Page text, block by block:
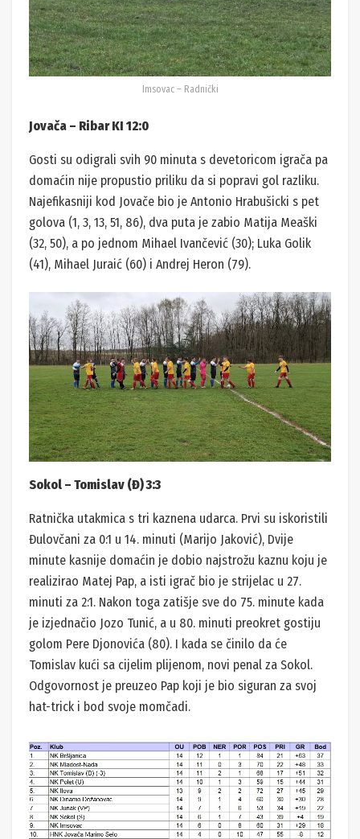
Imsovac – Radnički
Jovača – Ribar KI 12:0
Gosti su odigrali svih 90 minuta s devetoricom igrača pa
domaćin nije propustio priliku da si popravi gol razliku.
Najefikasniji kod Jovače bio je Antonio Hrabušicki s pet
golova (1, 3, 13, 51, 86), dva puta je zabio Matija Meaški
(32, 50), a po jednom Mihael Ivančević (30); Luka Golik
(41), Mihael Juraić (60) i Andrej Heron (79).
Sokol – Tomislav (Đ) 3:3
Ratnička utakmica s tri kaznena udarca. Prvi su iskoristili
Đulovčani za 0:1 u 14. minuti (Marijo Jaković), Dvije
minute kasnije domaćin je dobio najstrožu kaznu koju je
realizirao Matej Pap, a isti igrač bio je strijelac u 27.
minuti za 2:1. Nakon toga zatišje sve do 75. minute kada
je izjednačio Jozo Tunić, a u 80. minuti preokret gostiju
golom Pere Djonovića (80). I kada se činilo da će
Tomislav kući sa cijelim plijenom, novi penal za Sokol.
Odgovornost je preuzeo Pap koji je bio siguran za svoj
hat-trick i bod svoje momčadi.